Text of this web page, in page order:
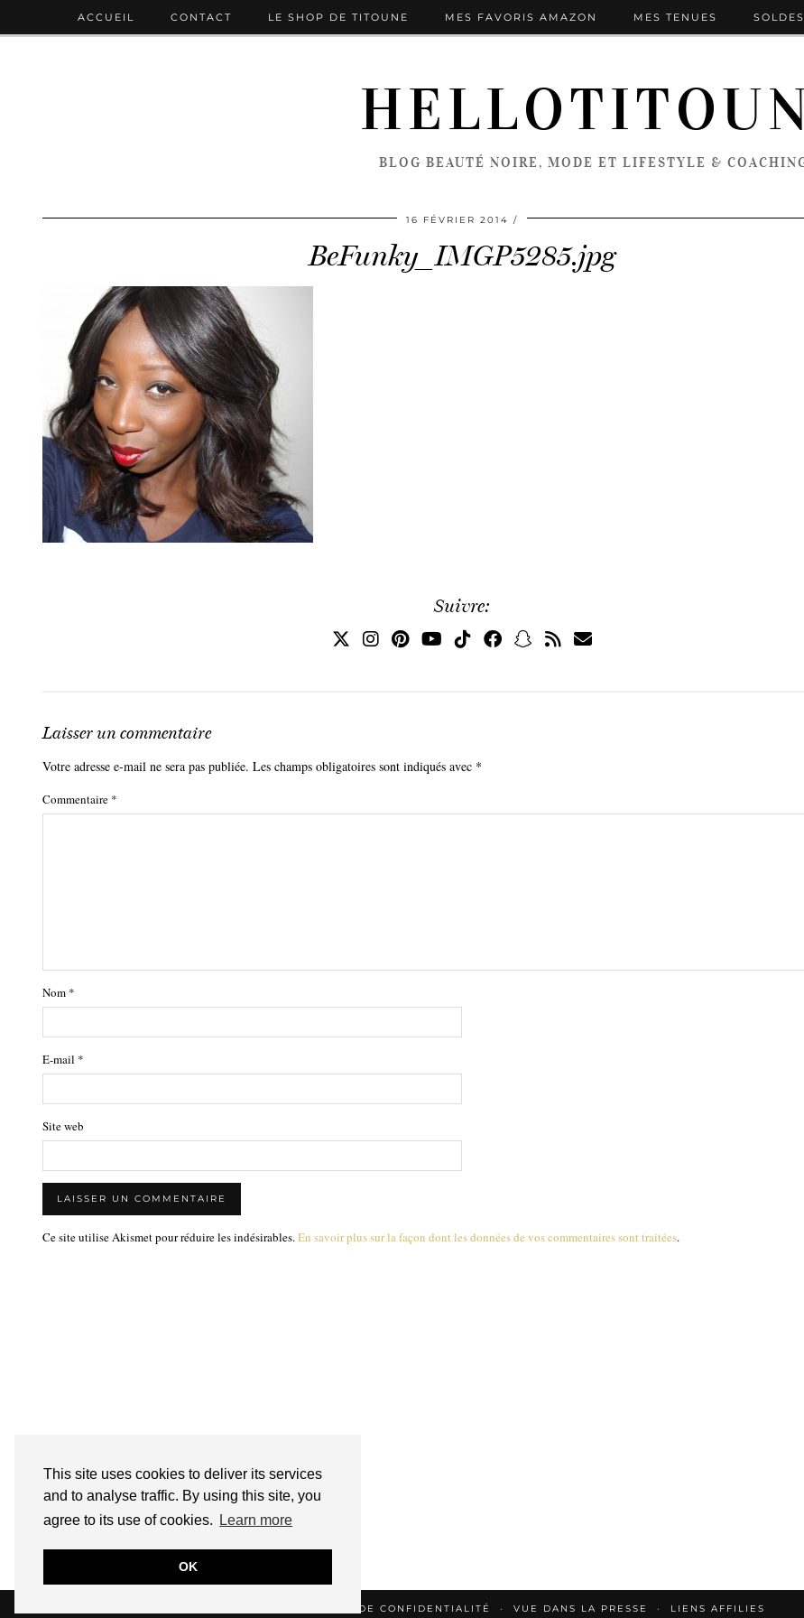
This site uses cookies to deliver its services
and to analyse traffic. By using this site, you
agree to its use of cookies.
Learn more
OK
BLOG BEAUTÉ NOIRE, MODE ET LIFESTYLE &
ACCUEIL CONTACT LE SHOP DE TITOUNE MES FAVORIS AMAZON MES TENUES
16 FÉVRIER 2014
BeFunky_IMGP5285.jpg
Suivre:
Laisser un commentaire
Votre adresse e-mail ne sera pas publiée. Les champs obligatoires sont indiqués avec *
Commentaire *
Nom *
E-mail *
Site web
Ce site utilise Akismet pour réduire les indésirables. En savoir plus sur la façon dont les données de vos commentaires sont traitées.
POLITIQUE DE CONFIDENTIALITÉ VUE DANS LA PRESSE LIENS AFFILIES